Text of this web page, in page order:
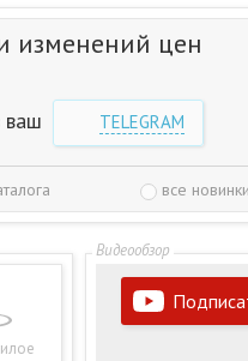
изменений цен
ваш
TELEGRAM
все